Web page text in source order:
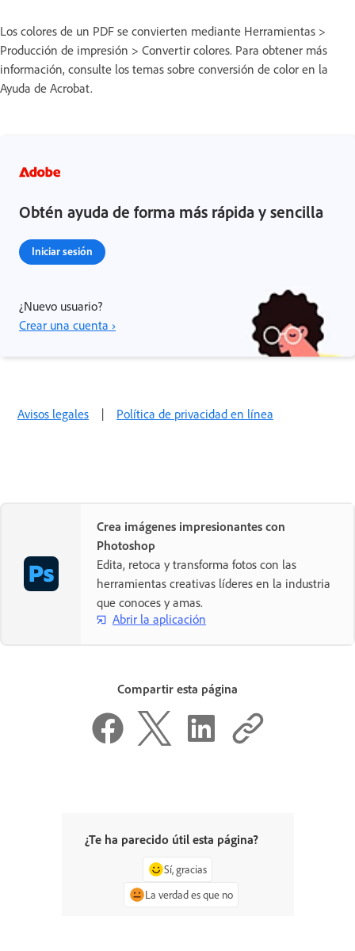
Los colores de un PDF se convierten mediante Herramientas >
Producción de impresión > Convertir colores. Para obtener más
información, consulte los temas sobre conversión de color en la
Ayuda de Acrobat.
Obtén ayuda de forma más rápida y sencilla
Iniciar sesión
¿Nuevo usuario?
Crear una cuenta ›
Avisos legales | Política de privacidad en línea
Crea imágenes impresionantes con
Photoshop
Edita, retoca y transforma fotos con las
herramientas creativas líderes en la industria
que conoces y amas.
Abrir la aplicación
Compartir esta página
¿Te ha parecido útil esta página?
Sí, gracias
La verdad es que no